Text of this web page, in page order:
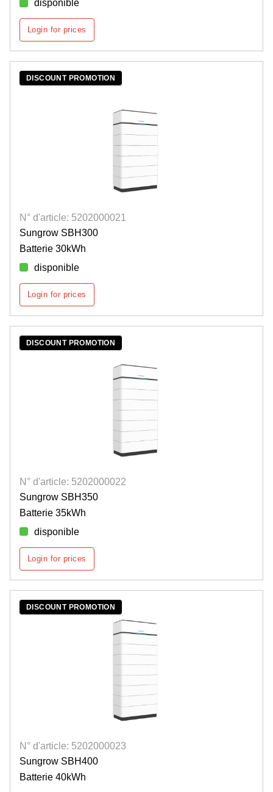
disponible
Login for prices
DISCOUNT PROMOTION
N° d'article: 5202000021
Sungrow SBH300
Batterie 30kWh
disponible
Login for prices
DISCOUNT PROMOTION
N° d'article: 5202000022
Sungrow SBH350
Batterie 35kWh
disponible
Login for prices
DISCOUNT PROMOTION
N° d'article: 5202000023
Sungrow SBH400
Batterie 40kWh